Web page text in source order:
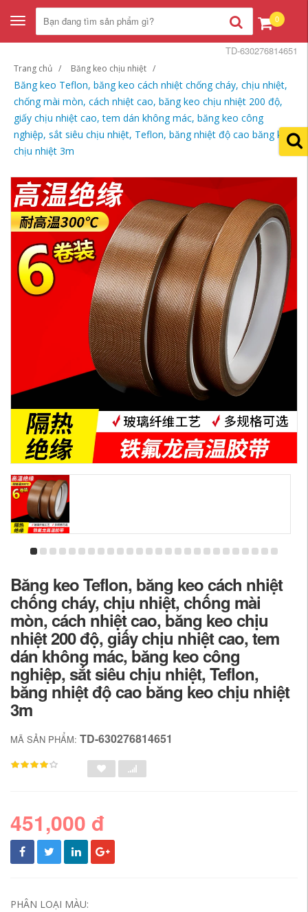
Toggle
navigation
0
Trang chủ Băng keo chịu nhiệt
Băng keo Teflon, băng keo cách nhiệt chống cháy, chịu nhiệt,
chống mài mòn, cách nhiệt cao, băng keo chịu nhiệt 200 độ,
giấy chịu nhiệt cao, tem dán không mác, băng keo công
nghiệp, sắt siêu chịu nhiệt, Teflon, băng nhiệt độ cao băng keo
chịu nhiệt 3m
TD-630276814651
Băng keo Teflon, băng keo cách nhiệt
chống cháy, chịu nhiệt, chống mài
mòn, cách nhiệt cao, băng keo chịu
nhiệt 200 độ, giấy chịu nhiệt cao, tem
dán không mác, băng keo công
nghiệp, sắt siêu chịu nhiệt, Teflon,
băng nhiệt độ cao băng keo chịu nhiệt
3m
MÃ SẢN PHẨM: TD-630276814651
451,000 đ
PHÂN LOẠI MÀU: